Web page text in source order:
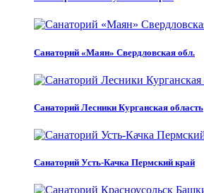
Санаторий «Маян» Свердловская обл.
Санаторий Лесники Курганская область
Санаторий Усть-Качка Пермский край